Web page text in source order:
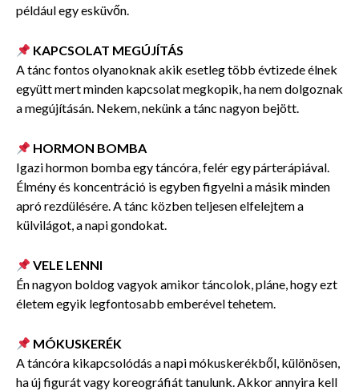
például egy esküvőn.
KAPCSOLAT MEGÚJÍTÁS
A tánc fontos olyanoknak akik esetleg több évtizede élnek
együtt mert minden kapcsolat megkopik, ha nem dolgoznak
a megújításán. Nekem, nekünk a tánc nagyon bejött.
HORMON BOMBA
Igazi hormon bomba egy táncóra, felér egy párterápiával.
Élmény és koncentráció is egyben figyelni a másik minden
apró rezdülésére. A tánc közben teljesen elfelejtem a
külvilágot, a napi gondokat.
VELE LENNI
Én nagyon boldog vagyok amikor táncolok, pláne, hogy ezt
életem egyik legfontosabb emberével tehetem.
MÓKUSKERÉK
A táncóra kikapcsolódás a napi mókuskerékből, különösen,
ha új figurát vagy koreográfiát tanulunk. Akkor annyira kell